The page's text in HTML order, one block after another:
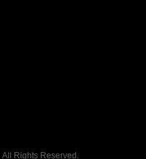
All Rights Reserved.